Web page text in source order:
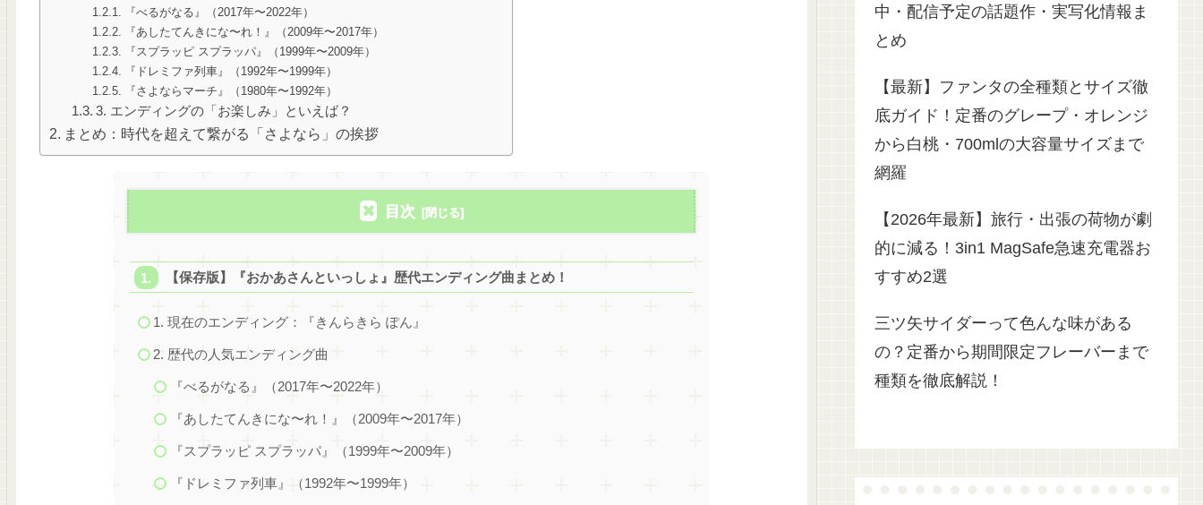
『べるがなる』（2017年〜2022年）
『あしたてんきにな〜れ！』（2009年〜2017年）
『スプラッピ スプラッパ』（1999年〜2009年）
『ドレミファ列車』（1992年〜1999年）
『さよならマーチ』（1980年〜1992年）
3. エンディングの「お楽しみ」といえば？
まとめ：時代を超えて繋がる「さよなら」の挨拶
目次
【保存版】『おかあさんといっしょ』歴代エンディング曲まとめ！
1. 現在のエンディング：『きんらきら ぽん』
2. 歴代の人気エンディング曲
『べるがなる』（2017年〜2022年）
『あしたてんきにな〜れ！』（2009年〜2017年）
『スプラッピ スプラッパ』（1999年〜2009年）
『ドレミファ列車』（1992年〜1999年）
中・配信予定の話題作・実写化情報ま
とめ
【最新】ファンタの全種類とサイズ徹
底ガイド！定番のグレープ・オレンジ
から白桃・700mlの大容量サイズまで
網羅
【2026年最新】旅行・出張の荷物が劇
的に減る！3in1 MagSafe急速充電器お
すすめ2選
三ツ矢サイダーって色んな味がある
の？定番から期間限定フレーバーまで
種類を徹底解説！